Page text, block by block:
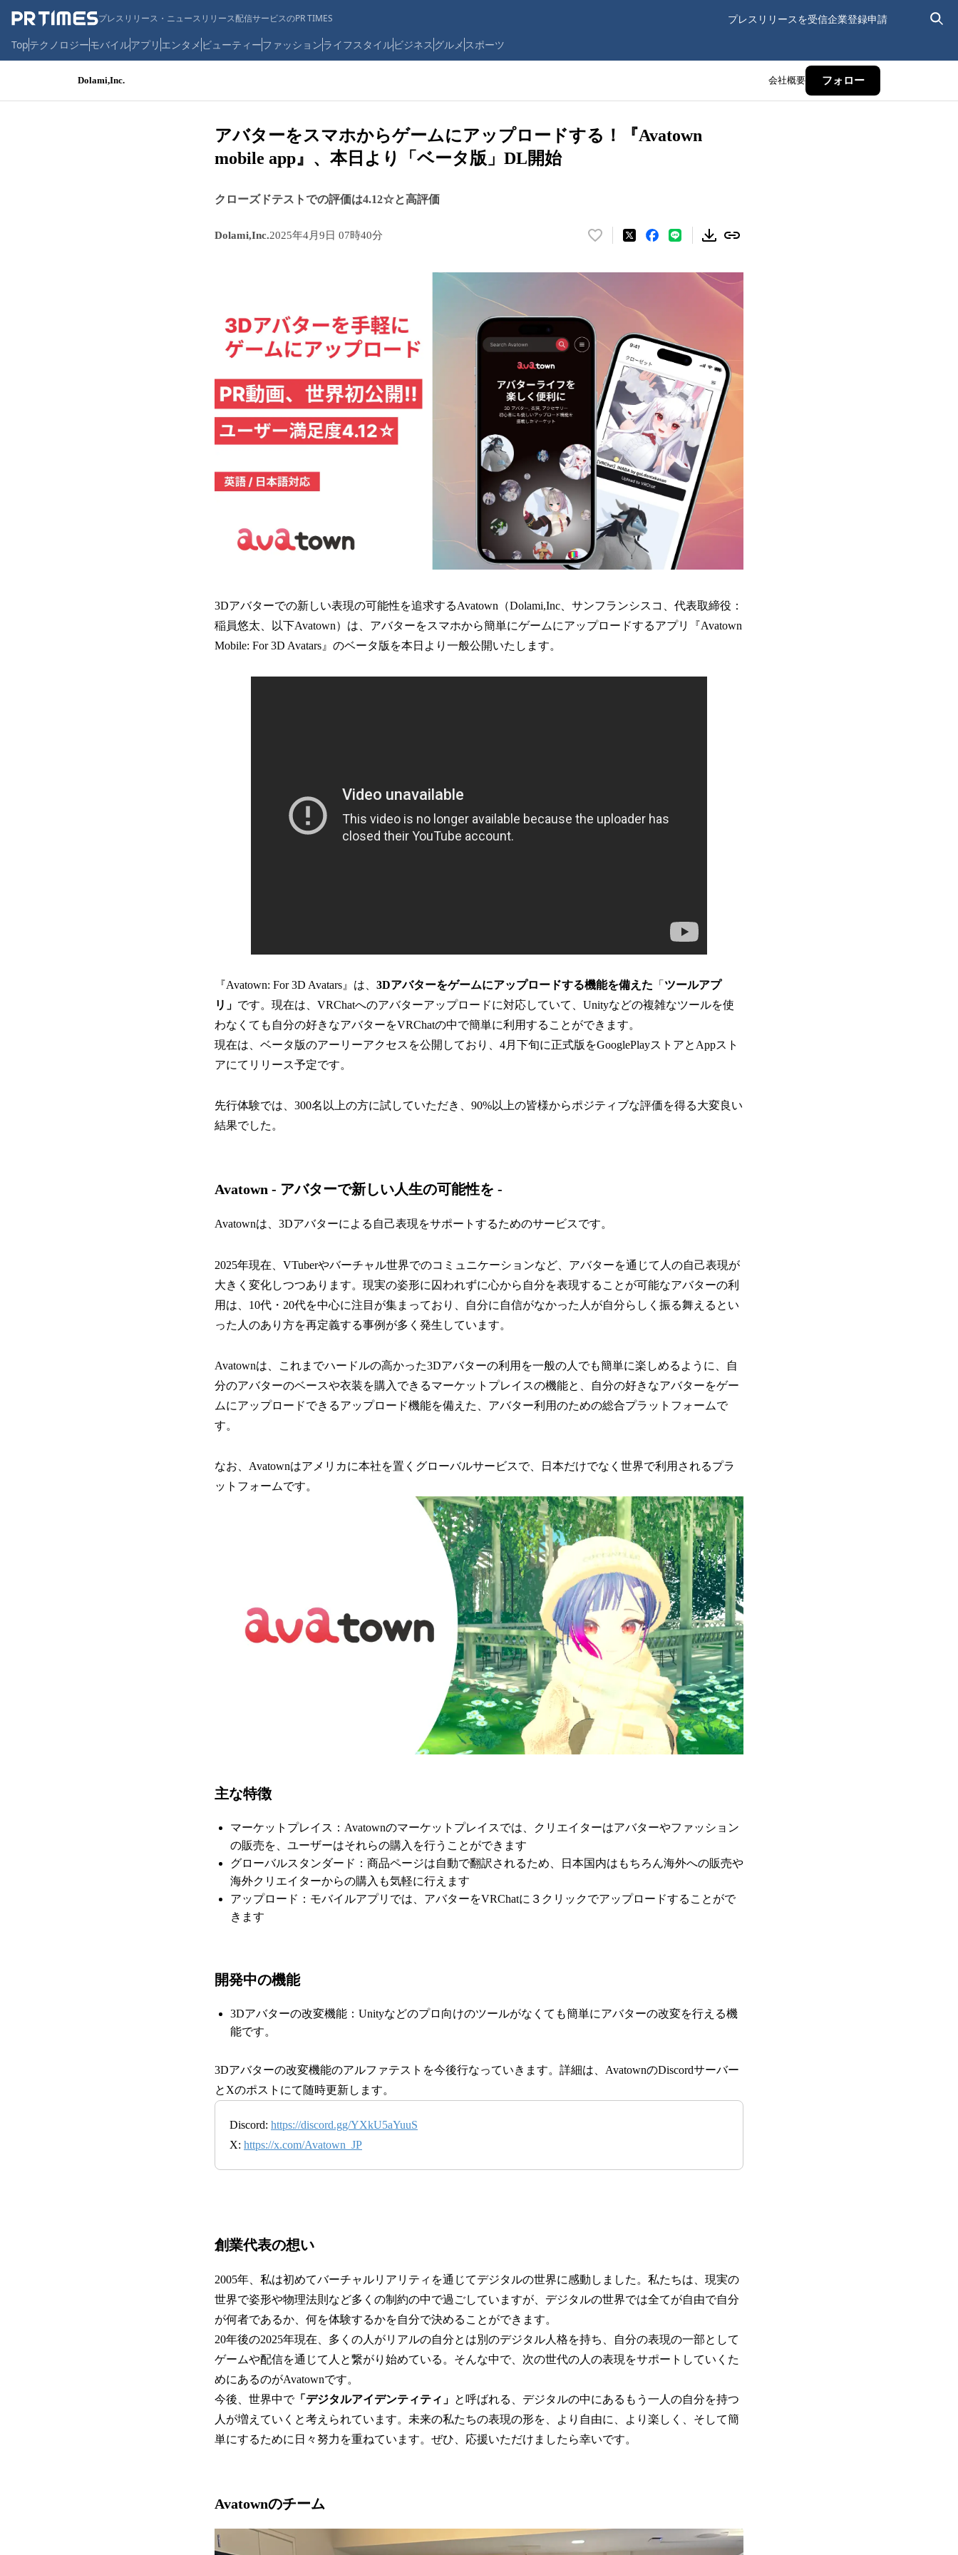
プレスリリース・ニュースリリース配信サービスのPR TIMES プレスリリースを受信企業登録申請
Topテクノロジーモバイルアプリ エンタメ ビューティーファッションライフスタイルビジネス グルメ スポーツ
Dolami,Inc. 会社概要 フォロー
アバターをスマホからゲームにアップロードする！『Avatown
mobile app』、本日より「ベータ版」DL開始
クローズドテストでの評価は4.12☆と高評価
Dolami,Inc.2025年4月9日 07時40分
い
ね
！
読
み
み
中
で
す
3Dアバターでの新しい表現の可能性を追求するAvatown（Dolami,Inc、サンフランシスコ、代表取締役：
稲員悠太、以下Avatown）は、アバターをスマホから簡単にゲームにアップロードするアプリ『Avatown
Mobile: For 3D Avatars』のベータ版を本日より一般公開いたします。
『Avatown: For 3D Avatars』は、 3Dアバターをゲームにアップロードする機能を備えた 「 ツールアプ
リ」 です。現在は、VRChatへのアバターアップロードに対応していて、Unityなどの複雑なツールを使
わなくても自分の好きなアバターをVRChatの中で簡単に利用することができます。
現在は、ベータ版のアーリーアクセスを公開しており、4月下旬に正式版をGooglePlayストアとAppスト
アにてリリース予定です。
先行体験では、300名以上の方に試していただき、90%以上の皆様からポジティブな評価を得る大変良い
結果でした。
Avatown - アバターで新しい人生の可能性を -
Avatownは、3Dアバターによる自己表現をサポートするためのサービスです。
2025年現在、VTuberやバーチャル世界でのコミュニケーションなど、アバターを通じて人の自己表現が
大きく変化しつつあります。現実の姿形に囚われずに心から自分を表現することが可能なアバターの利
用は、10代・20代を中心に注目が集まっており、自分に自信がなかった人が自分らしく振る舞えるとい
った人のあり方を再定義する事例が多く発生しています。
Avatownは、これまでハードルの高かった3Dアバターの利用を一般の人でも簡単に楽しめるように、自
分のアバターのベースや衣装を購入できるマーケットプレイスの機能と、自分の好きなアバターをゲー
ムにアップロードできるアップロード機能を備えた、アバター利用のための総合プラットフォームで
す。
なお、Avatownはアメリカに本社を置くグローバルサービスで、日本だけでなく世界で利用されるプラ
ットフォームです。
主な特徴
マーケットプレイス：Avatownのマーケットプレイスでは、クリエイターはアバターやファッション
の販売を、ユーザーはそれらの購入を行うことができます
グローバルスタンダード：商品ページは自動で翻訳されるため、日本国内はもちろん海外への販売や
海外クリエイターからの購入も気軽に行えます
アップロード：モバイルアプリでは、アバターをVRChatに３クリックでアップロードすることがで
きます
開発中の機能
3Dアバターの改変機能：Unityなどのプロ向けのツールがなくても簡単にアバターの改変を行える機
能です。
3Dアバターの改変機能のアルファテストを今後行なっていきます。詳細は、AvatownのDiscordサーバー
とXのポストにて随時更新します。
Discord: https://discord.gg/YXkU5aYuuS
X: https://x.com/Avatown_JP
創業代表の想い
2005年、私は初めてバーチャルリアリティを通じてデジタルの世界に感動しました。私たちは、現実の
世界で姿形や物理法則など多くの制約の中で過ごしていますが、デジタルの世界では全てが自由で自分
が何者であるか、何を体験するかを自分で決めることができます。
20年後の2025年現在、多くの人がリアルの自分とは別のデジタル人格を持ち、自分の表現の一部として
ゲームや配信を通じて人と繋がり始めている。そんな中で、次の世代の人の表現をサポートしていくた
めにあるのがAvatownです。
今後、世界中で「デジタルアイデンティティ」 と呼ばれる、デジタルの中にあるもう一人の自分を持つ
人が増えていくと考えられています。未来の私たちの表現の形を、より自由に、より楽しく、そして簡
単にするために日々努力を重ねています。ぜひ、応援いただけましたら幸いです。
Avatownのチーム